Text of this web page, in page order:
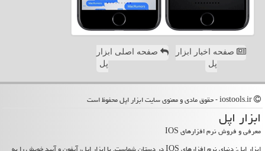
صفحه اخبار ابزار
پل
صفحه اصلی ابزار
پل
ابزار اپل
معرفی و فروش نرم افزارهای IOS